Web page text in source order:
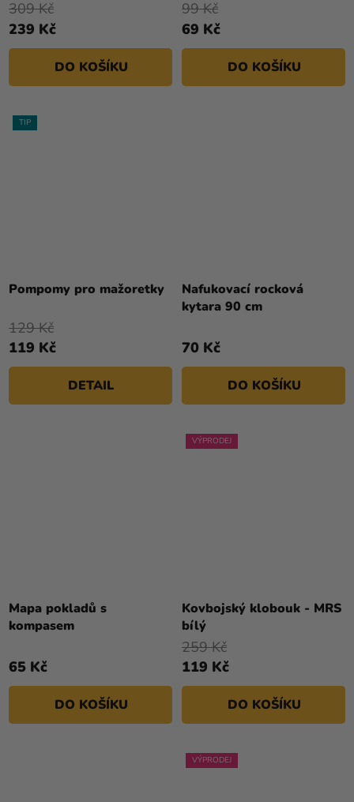
239 Kč
309 Kč
DO KOŠÍKU
5
hvězdiček.
69 Kč
99 Kč
DO KOŠÍKU
TIP
Pompomy pro mažoretky
119 Kč
129 Kč
DETAIL
Nafukovací rocková
kytara 90 cm
70 Kč
DO KOŠÍKU
Mapa pokladů s
kompasem
65 Kč
DO KOŠÍKU
VÝPRODEJ
Kovbojský klobouk - MRS
bílý
119 Kč
259 Kč
DO KOŠÍKU
VÝPRODEJ